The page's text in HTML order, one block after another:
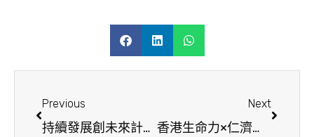
Previous
持續發展創未來計劃『積沙成塔 愛成曙光』全港商戶攜手用零錢改變社區
Next
香港生命力×仁濟護養院關懷探訪活動：跨代攜手，傳遞愛的力量